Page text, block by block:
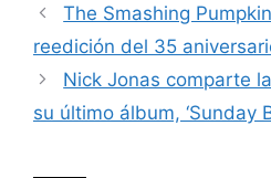
The Smashing
reedición del 35
Nick Jonas comparte
su último álbum, ‘Sunday